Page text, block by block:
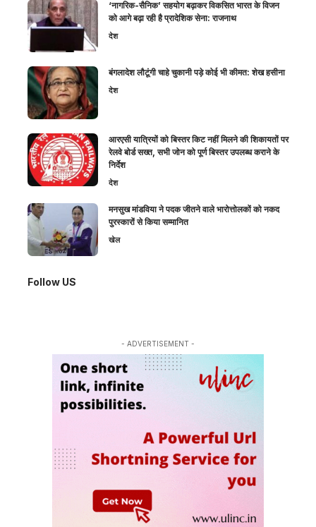
‘नागरिक-सैनिक’ सहयोग बढ़ाकर विकसित भारत के विजन
को आगे बढ़ा रही है प्रादेशिक सेना: राजनाथ
देश
बंगलादेश लौटूंगी चाहे चुकानी पड़े कोई भी कीमत: शेख हसीना
देश
आरएसी यात्रियों को बिस्तर किट नहीं मिलने की शिकायतों पर
रेलवे बोर्ड सख्त, सभी जोन को पूर्ण बिस्तर उपलब्ध कराने के
निर्देश
देश
मनसुख मांडविया ने पदक जीतने वाले भारोत्तोलकों को नकद
पुरस्कारों से किया सम्मानित
खेल
Follow US
- ADVERTISEMENT -